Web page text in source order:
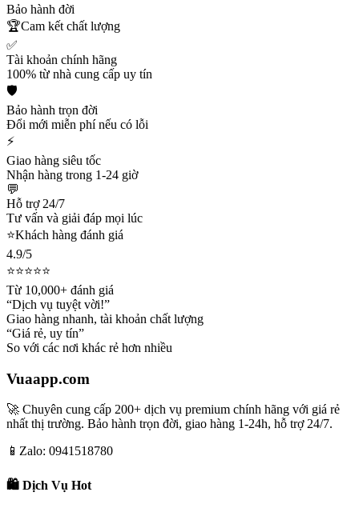
Bảo hành đời
🏆Cam kết chất lượng
✅
Tài khoản chính hãng
100% từ nhà cung cấp uy tín
🛡️
Bảo hành trọn đời
Đổi mới miễn phí nếu có lỗi
⚡
Giao hàng siêu tốc
Nhận hàng trong 1-24 giờ
💬
Hỗ trợ 24/7
Tư vấn và giải đáp mọi lúc
⭐Khách hàng đánh giá
4.9/5
⭐⭐⭐⭐⭐
Từ 10,000+ đánh giá
“Dịch vụ tuyệt vời!”
Giao hàng nhanh, tài khoản chất lượng
“Giá rẻ, uy tín”
So với các nơi khác rẻ hơn nhiều
Vuaapp.com
🚀 Chuyên cung cấp 200+ dịch vụ premium chính hãng với giá rẻ
nhất thị trường. Bảo hành trọn đời, giao hàng 1-24h, hỗ trợ 24/7.
📱 Zalo: 0941518780
🛍️ Dịch Vụ Hot